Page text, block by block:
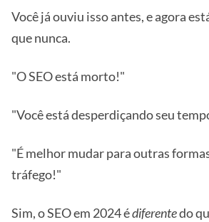
Você já ouviu isso antes, e agora
que nunca.
"O SEO está morto!"
"Você está desperdiçando seu
"É melhor mudar para outras
tráfego!"
Sim, o SEO em 2024 édiferentedo